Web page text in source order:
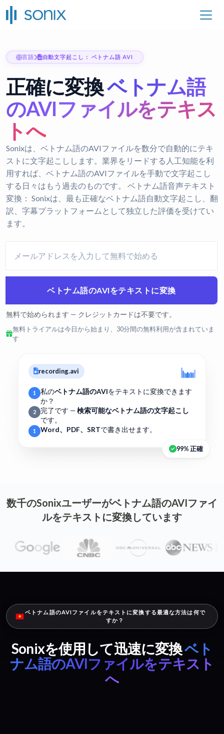
言語 自動文字起こし： ベトナム語 AVI
正確に変換ベトナム語
のAVIファイルをテキス
トへ
Sonixは、ベトナム語のAVIファイルを数分で自動的にテキ
ストに文字起こしします。業界をリードする人工知能を利
用すれば、ベトナム語のAVIファイルを手動で文字起こし
する日々はもう過去のものです。 ベトナム語音声テキスト
変換： Sonixは、最も正確なベトナム語自動文字起こし、翻
訳、字幕プラットフォームとして独立した評価を受けてい
ます。
ベトナム語のAVIをテキストに変換
無料で始められます — クレジットカードは不要です。
無料トライアルは今日から始まり、30分間の無料利用が含まれていま
す
recording.avi
1 私のベトナム語のAVIをテキストに変換できます
か？
2 完了です — 検索可能なベトナム語の文字起こし
です。
1 Word、PDF、SRTで書き出せます。
99% 正確
数千のSonixユーザーがベトナム語のAVIファイ
ルをテキストに変換しています
ベトナム語のAVIファイルをテキストに変換する最適な方法は何で
すか？
Sonixを使用して迅速に変換ベト
ナム語のAVIファイルをテキスト
へ